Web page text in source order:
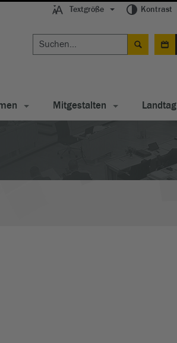
Textgröße Kontrast
Mitgestalten Landtag